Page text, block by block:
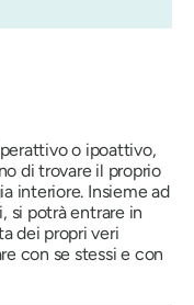
o ipoattivo,
di trovare il proprio
interiore. Insieme ad
si potrà entrare in
dei propri veri
con se stessi e con